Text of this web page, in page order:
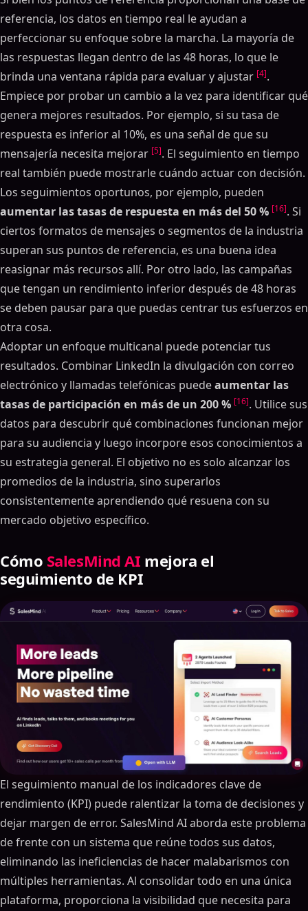
referencia, los datos en tiempo real le ayudan a
perfeccionar su enfoque sobre la marcha. La mayoría de
las respuestas llegan dentro de las 48 horas, lo que le
brinda una ventana rápida para evaluar y ajustar [4].
Empiece por probar un cambio a la vez para identificar qué
genera mejores resultados. Por ejemplo, si su tasa de
respuesta es inferior al 10%, es una señal de que su
mensajería necesita mejorar [5]. El seguimiento en tiempo
real también puede mostrarle cuándo actuar con decisión.
Los seguimientos oportunos, por ejemplo, pueden
aumentar las tasas de respuesta en más del 50 % [16]. Si
ciertos formatos de mensajes o segmentos de la industria
superan sus puntos de referencia, es una buena idea
reasignar más recursos allí. Por otro lado, las campañas
que tengan un rendimiento inferior después de 48 horas
se deben pausar para que puedas centrar tus esfuerzos en
otra cosa.
Adoptar un enfoque multicanal puede potenciar tus
resultados. Combinar LinkedIn la divulgación con correo
electrónico y llamadas telefónicas puedeaumentar las
tasas de participación en más de un 200 % [16]. Utilice sus
datos para descubrir qué combinaciones funcionan mejor
para su audiencia y luego incorpore esos conocimientos a
su estrategia general. El objetivo no es solo alcanzar los
promedios de la industria, sino superarlos
consistentemente aprendiendo qué resuena con su
mercado objetivo específico.
Cómo SalesMind AI mejora el
seguimiento de KPI
El seguimiento manual de los indicadores clave de
rendimiento (KPI) puede ralentizar la toma de decisiones y
dejar margen de error. SalesMind AI aborda este problema
de frente con un sistema que reúne todos sus datos,
eliminando las ineficiencias de hacer malabarismos con
múltiples herramientas. Al consolidar todo en una única
plataforma, proporciona la visibilidad que necesita para